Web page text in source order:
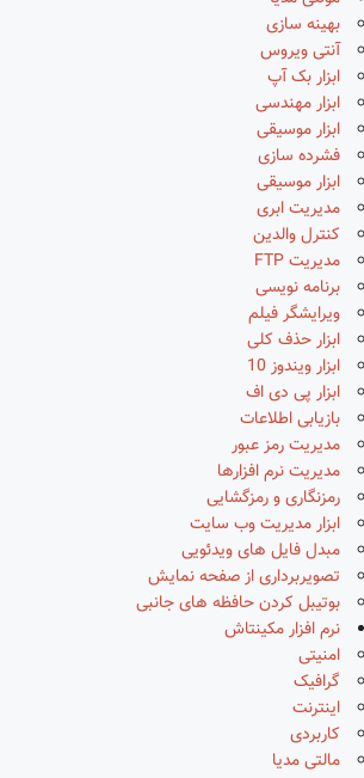
بهینه سازی
آنتی ویروس
ابزار بک آپ
ابزار مهندسی
ابزار موسیقی
فشرده سازی
ابزار موسیقی
مدیریت ابری
کنترل والدین
مدیریت FTP
برنامه نویسی
ویرایشگر فیلم
ابزار حذف کلی
ابزار ویندوز 10
ابزار پی دی اف
بازیابی اطلاعات
مدیریت رمز عبور
مدیریت نرم افزارها
رمزنگاری و رمزگشایی
ابزار مدیریت وب سایت
مبدل فایل های ویدئویی
تصویربرداری از صفحه نمایش
بوتیبل کردن حافظه های جانبی
نرم افزار مکینتاش
امنیتی
گرافیک
اینترنت
کاربردی
مالتی مدیا